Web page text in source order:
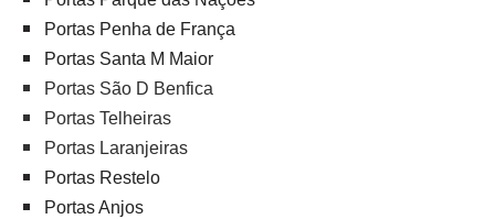
Portas Penha de França
Portas Santa M Maior
Portas São D Benfica
Portas Telheiras
Portas Laranjeiras
Portas Restelo
Portas Anjos